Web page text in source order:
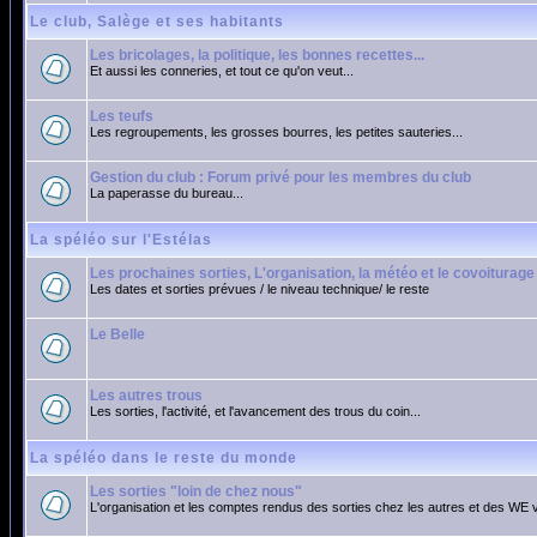
Le club, Salège et ses habitants
Les bricolages, la politique, les bonnes recettes...
Et aussi les conneries, et tout ce qu'on veut...
Les teufs
Les regroupements, les grosses bourres, les petites sauteries...
Gestion du club : Forum privé pour les membres du club
La paperasse du bureau...
La spéléo sur l'Estélas
Les prochaines sorties, L'organisation, la météo et le covoiturage
Les dates et sorties prévues / le niveau technique/ le reste
Le Belle
Les autres trous
Les sorties, l'activité, et l'avancement des trous du coin...
La spéléo dans le reste du monde
Les sorties "loin de chez nous"
L'organisation et les comptes rendus des sorties chez les autres et des WE